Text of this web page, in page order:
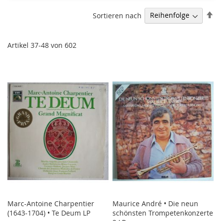
Artikel 37-48 von 602
Sortieren nach
Marc-Antoine Charpentier
(1643-1704) • Te Deum LP
Maurice André • Die neun
schönsten Trompetenkonzerte